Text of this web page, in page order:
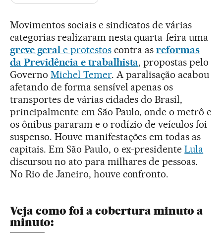
Movimentos sociais e sindicatos de várias
categorias realizaram nesta quarta-feira uma
greve geral e protestoscontra asreformas
da Previdência e trabalhista, propostas pelo
Governo Michel Temer. A paralisação acabou
afetando de forma sensível apenas os
transportes de várias cidades do Brasil,
principalmente em São Paulo, onde o metrô e
os ônibus pararam e o rodízio de veículos foi
suspenso. Houve manifestações em todas as
capitais. Em São Paulo, o ex-presidenteLula
discursou no ato para milhares de pessoas.
No Rio de Janeiro, houve confronto.
Veja como foi a cobertura minuto a
minuto: